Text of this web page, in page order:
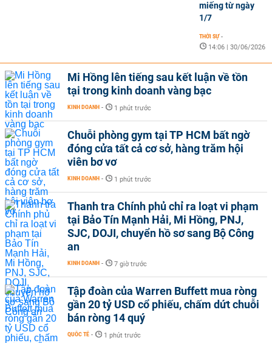
miếng từ ngày
1/7
THỜI SỰ -
14:06 | 30/06/2026
Mi Hồng lên tiếng sau kết luận về tồn
tại trong kinh doanh vàng bạc
KINH DOANH - 1 phút trước
Chuỗi phòng gym tại TP HCM bất ngờ
đóng cửa tất cả cơ sở, hàng trăm hội
viên bơ vơ
KINH DOANH - 1 phút trước
Thanh tra Chính phủ chỉ ra loạt vi phạm
tại Bảo Tín Mạnh Hải, Mi Hồng, PNJ,
SJC, DOJI, chuyển hồ sơ sang Bộ Công
an
KINH DOANH - 7 giờ trước
Tập đoàn của Warren Buffett mua ròng
gần 20 tỷ USD cổ phiếu, chấm dứt chuỗi
bán ròng 14 quý
QUỐC TẾ - 1 phút trước